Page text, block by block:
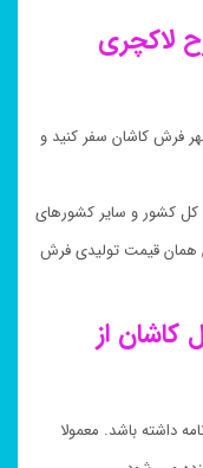
طرح لاکچری
فرش کاشان سفر کنید و
کشور و سایر کشورهای
همان قیمت تولیدی فرش
از
داشته باشد. معمولا